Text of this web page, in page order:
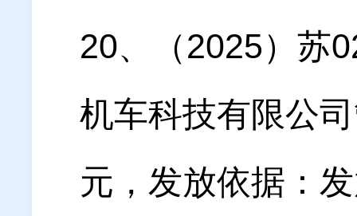
20、（2025）苏
机车科技有限公
元，发放依据：